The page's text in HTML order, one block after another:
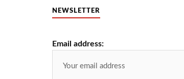
NEWSLETTER
Email address: